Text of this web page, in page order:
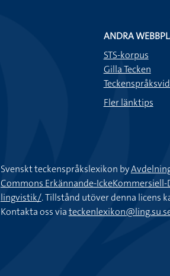
ANDRA
STS-korpus
Gilla Tecken
Fler länktips
Svenskt teckenspråkslexikon by
Commons Erkännande-IckeKommersiell-
lingvistik/. Tillstånd utöver denna licens
Kontakta oss via